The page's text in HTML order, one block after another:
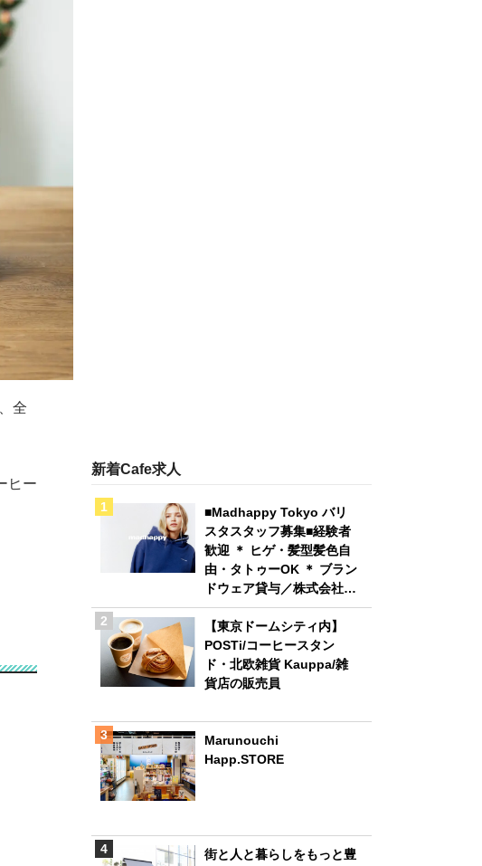
全
ヒー
新着Cafe求人
■Madhappy Tokyo バリ
スタスタッフ募集■経験者
歓迎 ＊ ヒゲ・髪型髪色自
由・タトゥーOK ＊ ブラン
ドウェア貸与／株式会社
Madhappy Japan
【東京ドームシティ内】
POSTi/コーヒースタン
ド・北欧雑貨 Kauppa/雑
貨店の販売員
Marunouchi
Happ.STORE
街と人と暮らしをもっと豊